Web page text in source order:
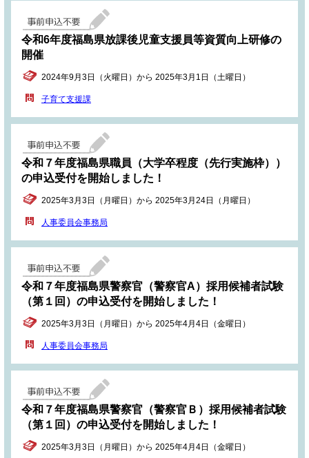
令和6年度福島県放課後児童支援員等資質向上研修の
開催
2024年9月3日（火曜日）から 2025年3月1日（土曜日）
子育て支援課
令和７年度福島県職員（大学卒程度（先行実施枠））
の申込受付を開始しました！
2025年3月3日（月曜日）から 2025年3月24日（月曜日）
人事委員会事務局
令和７年度福島県警察官（警察官A）採用候補者試験
（第１回）の申込受付を開始しました！
2025年3月3日（月曜日）から 2025年4月4日（金曜日）
人事委員会事務局
令和７年度福島県警察官（警察官Ｂ）採用候補者試験
（第１回）の申込受付を開始しました！
2025年3月3日（月曜日）から 2025年4月4日（金曜日）